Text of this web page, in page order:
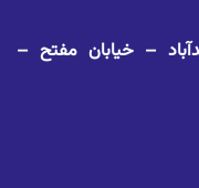
– خیابان مفتح –